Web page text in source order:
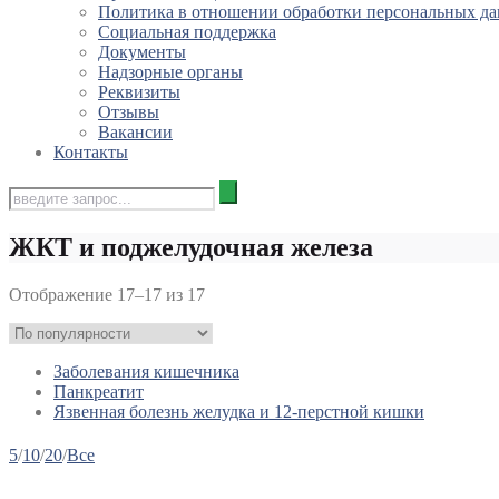
Политика в отношении обработки персональных
Социальная поддержка
Документы
Надзорные органы
Реквизиты
Отзывы
Вакансии
Контакты
ЖКТ и поджелудочная железа
Отображение 17–17 из 17
Заболевания кишечника
Панкреатит
Язвенная болезнь желудка и 12-перстной кишки
5/10/20/Все